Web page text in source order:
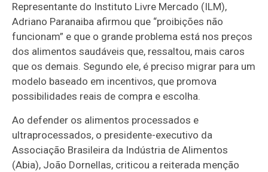
Representante do Instituto Livre Mercado (ILM),
Adriano Paranaiba afirmou que “proibições não
funcionam” e que o grande problema está nos preços
dos alimentos saudáveis que, ressaltou, mais caros
que os demais. Segundo ele, é preciso migrar para um
modelo baseado em incentivos, que promova
possibilidades reais de compra e escolha.
Ao defender os alimentos processados e
ultraprocessados, o presidente-executivo da
Associação Brasileira da Indústria de Alimentos
(Abia), João Dornellas, criticou a reiterada menção